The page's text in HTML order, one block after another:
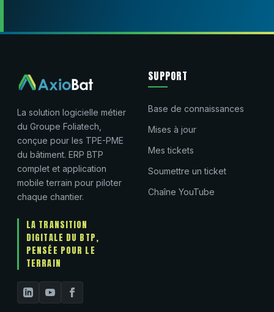
La solution logicielle métier
du Groupe Foliatech,
conçue pour les TPE-PME
du bâtiment. ERP BTP
complet et application
mobile terrain pour piloter
chaque chantier.
LA TRANSITION
DIGITALE DU BTP,
PENSÉE POUR LE
TERRAIN
SUPPORT
Base de connaissances
Mises à jour
Mes tickets
Soumettre un ticket
Chaîne YouTube